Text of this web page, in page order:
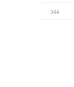
344